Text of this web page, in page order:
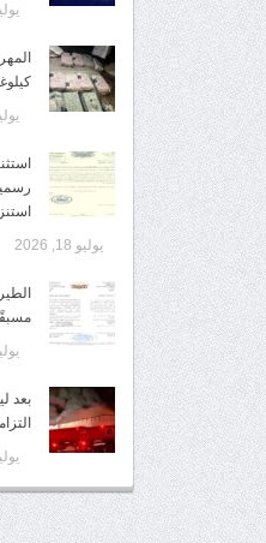
يوليو
يوليو
يوليو 18, 2026
يوليو
بعد
يوليو